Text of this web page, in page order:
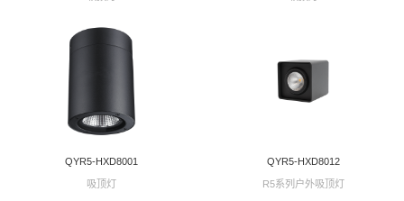
QYR5-HXD8001
吸顶灯
QYR5-HXD8012
R5系列户外吸顶灯